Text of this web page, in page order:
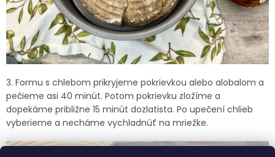
3. Formu s chlebom prikryjeme pokrievkou alebo alobalom a
pečieme asi 40 minút. Potom pokrievku zložíme a
dopekáme približne 15 minút dozlatista. Po upečení chlieb
vyberieme a necháme vychladnúť na mriežke.